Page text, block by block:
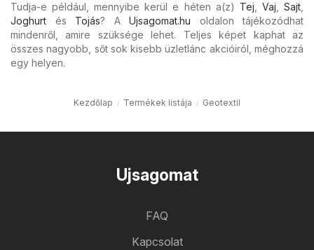
Tudja-e például, mennyibe kerül e héten a(z) Tej Vaj ,Sajt
Joghurt és Tojás? A Ujsagomat.hu oldalon tájékozódhat
mindenről, amire szüksége lehet. Teljes képet kaphat az
összes nagyobb, sőt sok kisebb üzletlánc akcióiról, méghozzá
egy helyen.
Kezdőlap Termékek listája Geotextil
Ujsagomat
FAQ
Kapcsolat